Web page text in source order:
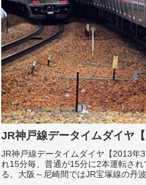
JR神戸線データイムダイヤ
JR神戸線データイムダイヤ【2013年
れ15分毎、普通が15分に2本運転さ
る。大阪～尼崎間ではJR宝塚線の丹